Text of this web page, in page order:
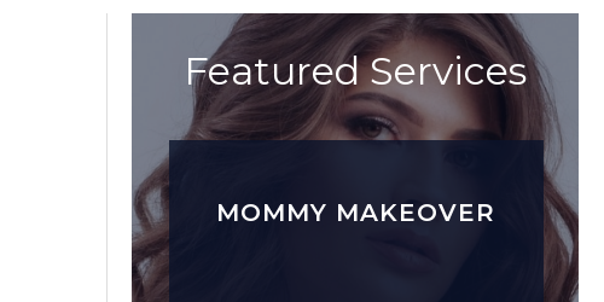
Featured Services
MOMMY MAKEOVER